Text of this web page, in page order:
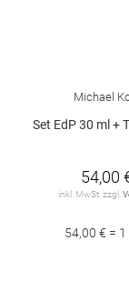
Michael
Set EdP 30 ml + Travel
54,00
inkl. MwSt. zzgl.
54,00 € = 1